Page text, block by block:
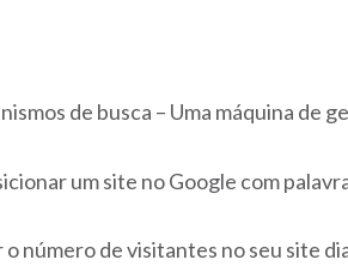
de busca – Uma máquina de
um site no Google com
o número de visitantes no seu site